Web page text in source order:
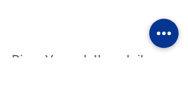
Diese Veranstaltung teilen